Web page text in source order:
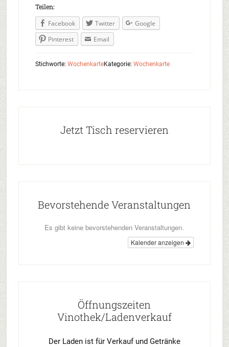
Teilen:
Facebook Twitter
Google
Pinterest
Email
Kategorie: Wochenkarte
Stichworte: Wochenkarte
Jetzt Tisch reservieren
Bevorstehende Veranstaltungen
Es gibt keine bevorstehenden Veranstaltungen.
Kalender anzeigen
Öffnungszeiten
Vinothek/Ladenverkauf
Der Laden ist für Verkauf und Getränke